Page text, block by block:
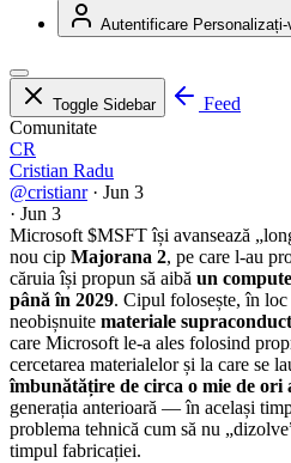
Autentificare Personalizați-
Toggle Sidebar
Feed
Comunitate
CR
Cristian Radu
@cristianr · Jun 3
· Jun 3
Microsoft $MSFTîși avansează
nou cip Majorana 2, pe care l-au
căruia își propun să aibă un
până în 2029. Cipul folosește, în
neobișnuite materiale
care Microsoft le-a ales folosind
cercetarea materialelor și la care se
îmbunătățire de circa o mie de
generația anterioară — în același
problema tehnică cum să nu
timpul fabricației.